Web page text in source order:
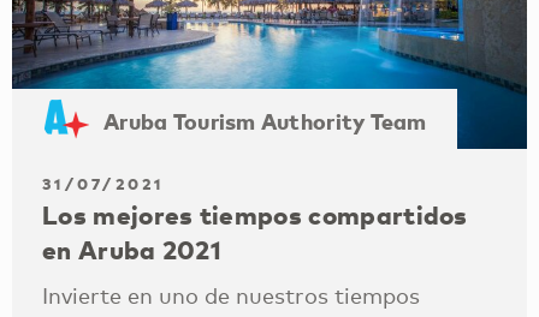
Aruba Tourism Authority Team
31/07/2021
Los mejores tiempos compartidos
en Aruba 2021
Invierte en uno de nuestros tiempos